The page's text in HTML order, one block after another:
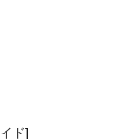
ド]